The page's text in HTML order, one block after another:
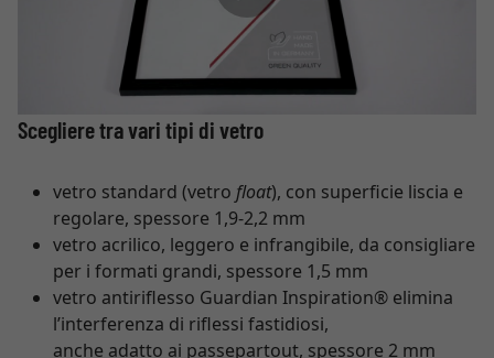
Scegliere tra vari tipi di vetro
vetro standard (vetro float), con superficie liscia e
regolare, spessore 1,9-2,2 mm
vetro acrilico, leggero e infrangibile, da consigliare
per i formati grandi, spessore 1,5 mm
vetro antiriflesso Guardian Inspiration® elimina
l’interferenza di riflessi fastidiosi,
anche adatto ai passepartout, spessore 2 mm